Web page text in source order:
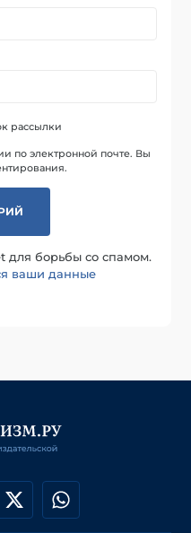
рассылки
по электронной почте. Вы
для борьбы со спамом.
ваши данные